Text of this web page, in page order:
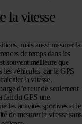
la vitesse
mais aussi mesurer la
de temps dans les
souvent meilleure que
les véhicules, car le GPS
la vitesse.
d’erreur de seulement
fait du GPS une
les activités sportives et le
de mesurer la vitesse sans